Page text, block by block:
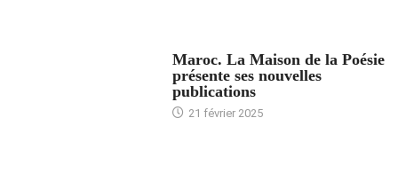
Maroc. La Maison de la Poésie
présente ses nouvelles
publications
21 février 2025